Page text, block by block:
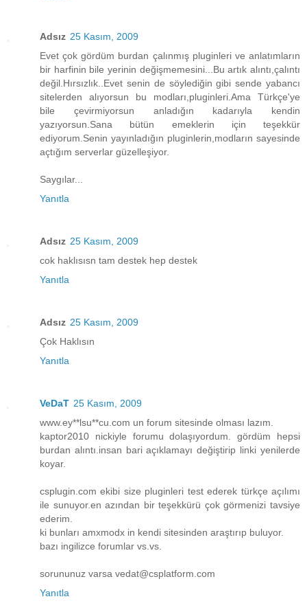
Adsız 25 Kasım, 2009
Evet çok gördüm burdan çalınmış pluginleri ve anlatımların
bir harfinin bile yerinin değişmemesini...Bu artık alıntı,çalıntı
değil.Hırsızlık..Evet senin de söylediğin gibi sende yabancı
sitelerden alıyorsun bu modları,pluginleri.Ama Türkçe'ye
bile çevirmiyorsun anladığın kadarıyla kendin
yazıyorsun.Sana bütün emeklerin için teşekkür
ediyorum.Senin yayınladığın pluginlerin,modların sayesinde
açtığım serverlar güzelleşiyor.
Saygılar...
Yanıtla
Adsız 25 Kasım, 2009
cok haklısısn tam destek hep destek
Yanıtla
Adsız 25 Kasım, 2009
Çok Haklısın
Yanıtla
VeDaT 25 Kasım, 2009
www.ey**lsu**cu.com un forum sitesinde olması lazım.
kaptor2010 nickiyle forumu dolaşıyordum. gördüm hepsi
burdan alıntı.insan bari açıklamayı değiştirip linki yenilerde
koyar.
csplugin.com ekibi size pluginleri test ederek türkçe açılımı
ile sunuyor.en azından bir teşekkürü çok görmenizi tavsiye
ederim.
ki bunları amxmodx in kendi sitesinden araştırıp buluyor.
bazı ingilizce forumlar vs.vs.
sorununuz varsa vedat@csplatform.com
Yanıtla